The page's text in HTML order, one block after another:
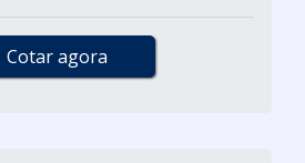
Cotar agora